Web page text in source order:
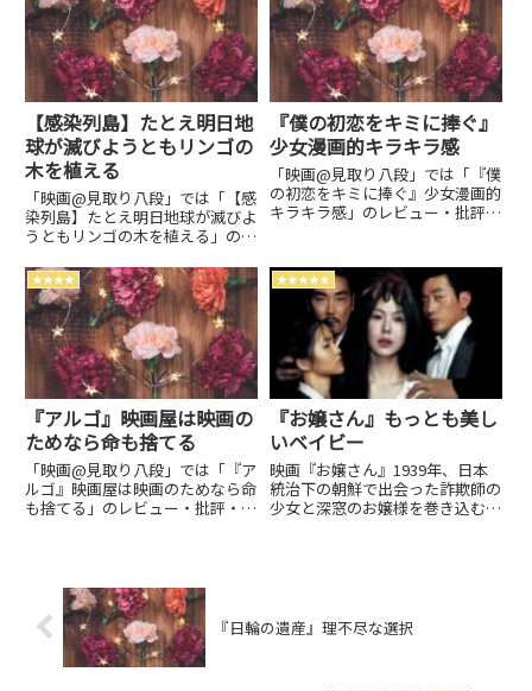
【感染列島】たとえ明日地
球が滅びようともリンゴの
木を植える
「映画@見取り八段」では「【感
染列島】たとえ明日地球が滅びよ
うともリンゴの木を植える」のレ
トなどの情報をお届けしていま
す。劇場上映中作品のネタバレ感
想は別枠で表記。
『僕の初恋をキミに捧ぐ』
少女漫画的キラキラ感
「映画@見取り八段」では「『僕
の初恋をキミに捧ぐ』少女漫画的
キラキラ感」のレビュー・批評・
品のネタバレ感想は別枠で表記。
★★★★
『アルゴ』映画屋は映画の
ためなら命も捨てる
「映画@見取り八段」では「『ア
ルゴ』映画屋は映画のためなら命
も捨てる」のレビュー・批評・あ
★★★★★
『お嬢さん』もっとも美し
いベイビー
映画『お嬢さん』1939年、日本
統治下の朝鮮で出会った詐欺師の
少女と深窓のお嬢様を巻き込む隠
『日輪の遺産』理不尽な選択